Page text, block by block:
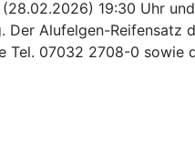
19:30 Uhr
Alufelgen-
Tel. 07032 2708-0 sowie